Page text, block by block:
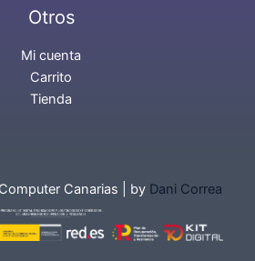
Otros
Mi cuenta
Carrito
Tienda
Canarias | by Dani Correa